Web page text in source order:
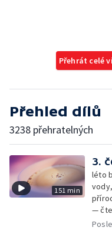
Přehrát celé
Přehled dílů
3238 přehratelných
151 min
3.
léto
—